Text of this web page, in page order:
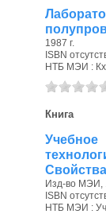
1987 г.
ISBN
НТБ МЭИ :
Книга
Изд-во МЭИ,
ISBN
НТБ МЭИ :